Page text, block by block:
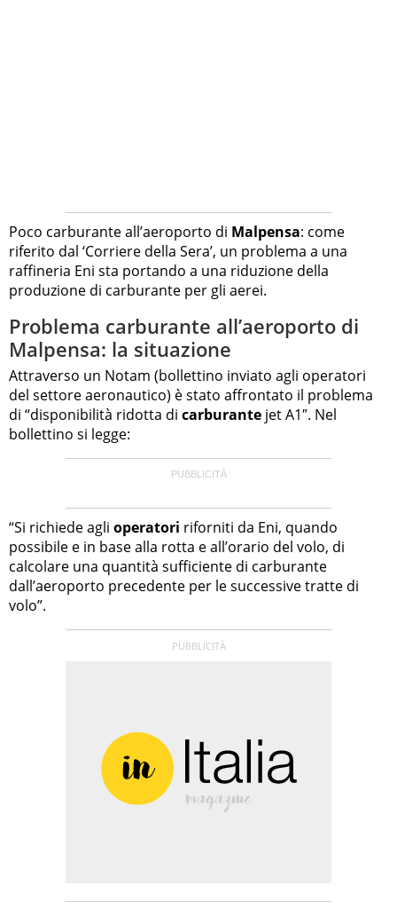
Poco carburante all’aeroporto di Malpensa: come
riferito dal ‘Corriere della Sera’, un problema a una
raffineria Eni sta portando a una riduzione della
produzione di carburante per gli aerei.
Problema carburante all’aeroporto di
Malpensa: la situazione
Attraverso un Notam (bollettino inviato agli operatori
del settore aeronautico) è stato affrontato il problema
di “disponibilità ridotta di carburante jet A1″. Nel
bollettino si legge:
“Si richiede agli operatori riforniti da Eni, quando
possibile e in base alla rotta e all’orario del volo, di
calcolare una quantità sufficiente di carburante
dall’aeroporto precedente per le successive tratte di
volo”.